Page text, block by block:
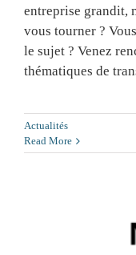
entreprise grandit,
vous tourner ?
le sujet ? Venez
thématiques de
Actualités
Read More